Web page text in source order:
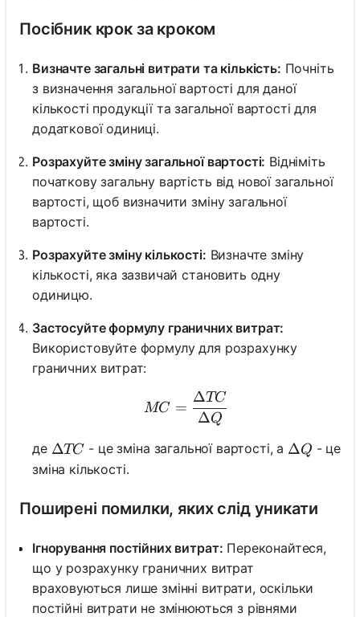
Посібник крок за кроком
Визначте загальні витрати та кількість: Почніть
з визначення загальної вартості для даної
кількості продукції та загальної вартості для
додаткової одиниці.
Розрахуйте зміну загальної вартості: Відніміть
початкову загальну вартість від нової загальної
вартості, щоб визначити зміну загальної
вартості.
Розрахуйте зміну кількості: Визначте зміну
кількості, яка зазвичай становить одну
одиницю.
Застосуйте формулу граничних витрат:
Використовуйте формулу для розрахунку
граничних витрат:
MC = \frac{\Delta
MC =
ΔQ
ΔTC
де \Delta TC
ΔTC - це зміна загальної вартості, а \Delta Q
ΔQ - це
зміна кількості.
Поширені помилки, яких слід уникати
Ігнорування постійних витрат: Переконайтеся,
що у розрахунку граничних витрат
враховуються лише змінні витрати, оскільки
постійні витрати не змінюються з рівнями